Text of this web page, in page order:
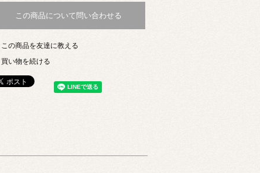
この商品について問い合わせる
この商品を友達に教える
買い物を続ける